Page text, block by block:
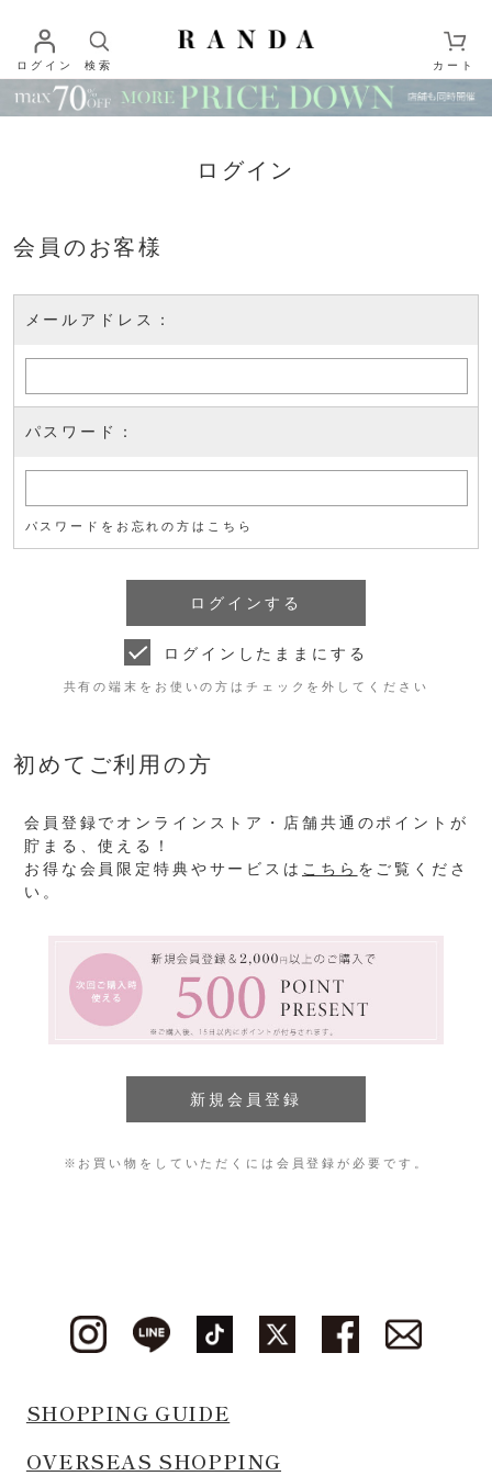
ログイン 検索 カート
ログイン
会員のお客様
メールアドレス：
パスワード：
パスワードをお忘れの方はこちら
ログインしたままにする
共有の端末をお使いの方はチェックを外してください
初めてご利用の方
会員登録でオンラインストア・店舗共通のポイントが
貯まる、使える！
お得な会員限定特典やサービスは こちら をご覧くださ
い。
※お買い物をしていただくには会員登録が必要です。
SHOPPING GUIDE
OVERSEAS SHOPPING